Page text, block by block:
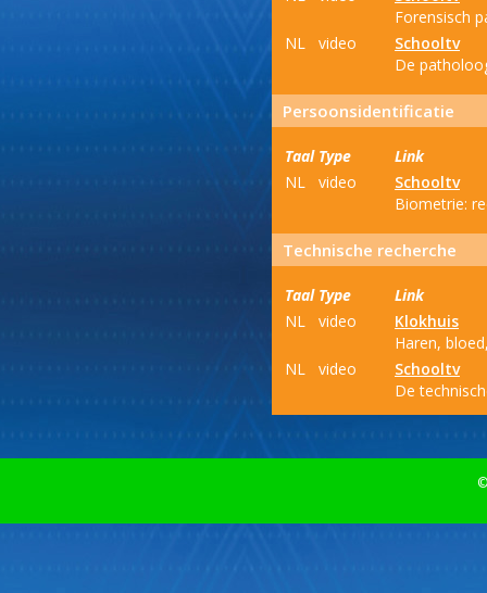
Forensisch
NL
video
Schooltv
De
Persoonsidentificatie
Taal Type
Link
NL
video
Schooltv
Biometrie:
Technische recherche
Taal Type
Link
NL
video
Klokhuis
Haren,
NL
video
Schooltv
De